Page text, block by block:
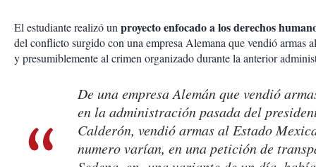
El estudiante realizó unproyecto enfocado a los derechos
del conflicto surgido con una empresa Alemana que vendió armas
y presumiblemente al crimen organizado durante la anterior
De una empresa Alemán que vendió
en la administración pasada del
Calderón, vendió armas al Estado
numero varían, en una petición de